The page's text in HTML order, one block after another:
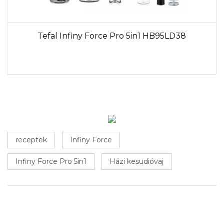
Tefal Infiny Force Pro 5in1 HB95LD38
receptek Infiny Force
Infiny Force Pro 5in1 Házi kesudióvaj